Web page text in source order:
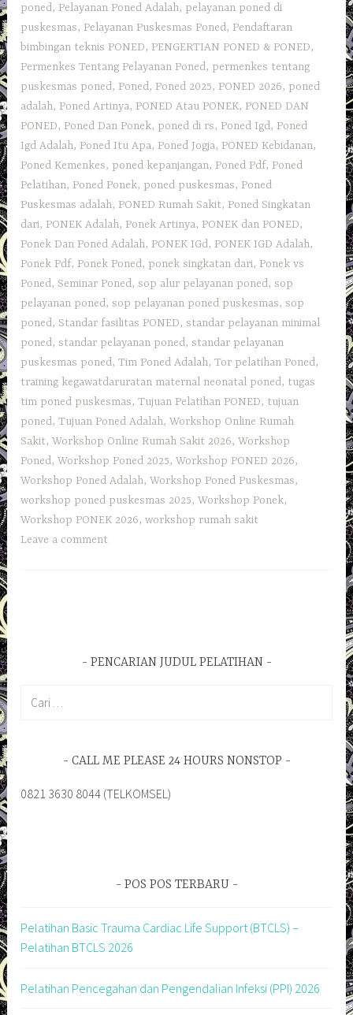
poned, Pelayanan Poned Adalah, pelayanan poned di
puskesmas, Pelayanan Puskesmas Poned, Pendaftaran
bimbingan teknis PONED, PENGERTIAN PONED & PONED,
Permenkes Tentang Pelayanan Poned, permenkes tentang
puskesmas poned, Poned, Poned 2025, PONED 2026, poned
adalah, Poned Artinya, PONED Atau PONEK, PONED DAN
PONED, Poned Dan Ponek, poned di rs, Poned Igd, Poned
Igd Adalah, Poned Itu Apa, Poned Jogja, PONED Kebidanan,
Poned Kemenkes, poned kepanjangan, Poned Pdf, Poned
Pelatihan, Poned Ponek, poned puskesmas, Poned
Puskesmas adalah, PONED Rumah Sakit, Poned Singkatan
dari, PONEK Adalah, Ponek Artinya, PONEK dan PONED,
Ponek Dan Poned Adalah, PONEK IGd, PONEK IGD Adalah,
Ponek Pdf, Ponek Poned, ponek singkatan dari, Ponek vs
Poned, Seminar Poned,sop alur pelayanan poned,sop
pelayanan poned,sop pelayanan poned puskesmas,sop
poned, Standar fasilitas PONED,standar pelayanan minimal
poned,standar pelayanan poned,standar pelayanan
puskesmas poned,Tim Poned Adalah,Tor pelatihan Poned,
training kegawatdaruratan maternal neonatal poned, tugas
tim poned puskesmas,Tujuan Pelatihan PONED, tujuan
poned,Tujuan Poned Adalah,Workshop Online Rumah
Sakit,Workshop Online Rumah Sakit 2026,Workshop
Poned,Workshop Poned 2025,Workshop PONED 2026,
Workshop Poned Adalah,Workshop Poned Puskesmas,
workshop poned puskesmas 2025,Workshop Ponek,
Workshop PONEK 2026,workshop rumah sakit
Leave a comment
PENCARIAN JUDUL PELATIHAN
CALL ME PLEASE 24 HOURS NONSTOP
0821 3630 8044 (TELKOMSEL)
POS POS TERBARU
Pelatihan Basic Trauma Cardiac Life Support (BTCLS) –
Pelatihan BTCLS 2026
Pelatihan Pencegahan dan Pengendalian Infeksi (PPI) 2026